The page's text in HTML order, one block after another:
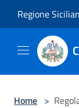
Regione
Home >